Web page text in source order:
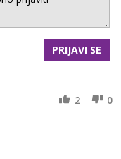
PRIJAVI SE
2 0